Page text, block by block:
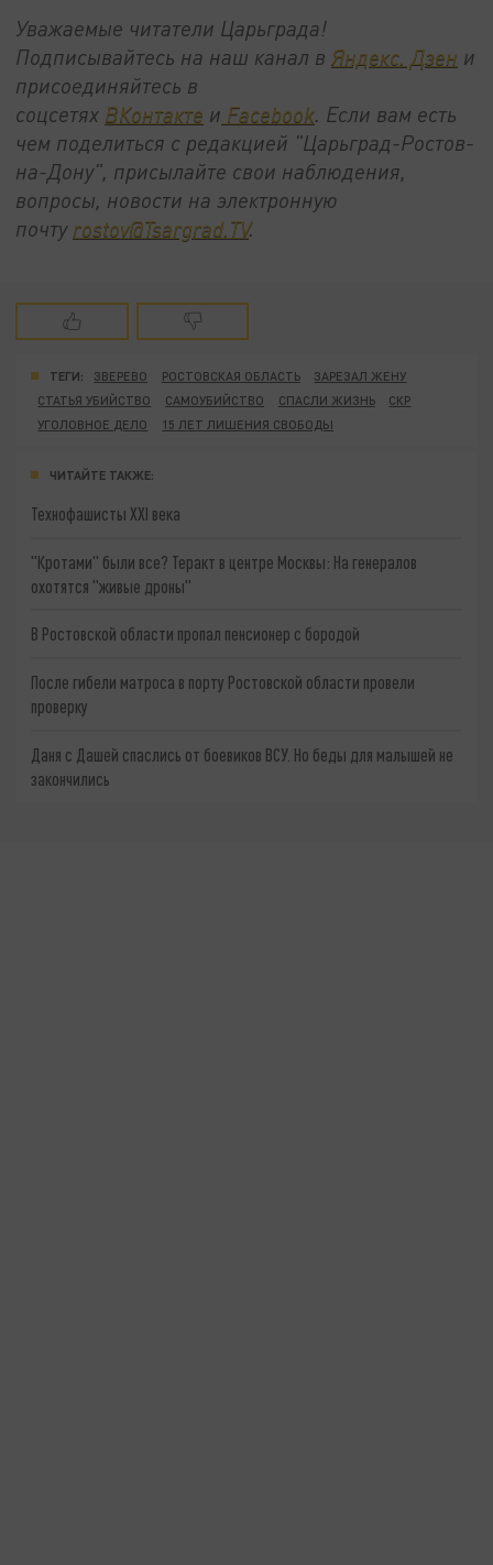
Уважаемые читатели Царьграда!
Подписывайтесь на наш канал в Яндекс. Дзен и
присоединяйтесь в
соцсетях ВКонтакте и Facebook . Если вам есть
чем поделиться с редакцией "Царьград-Ростов-
на-Дону", присылайте свои наблюдения,
вопросы, новости на электронную
почту rostov@Tsargrad.ТV.
ТЕГИ: ЗВЕРЕВО РОСТОВСКАЯ ОБЛАСТЬ
ЗАРЕЗАЛ ЖЕНУ
СТАТЬЯ УБИЙСТВО
САМОУБИЙСТВО СПАСЛИ ЖИЗНЬ
СКР
УГОЛОВНОЕ ДЕЛО
15 ЛЕТ ЛИШЕНИЯ СВОБОДЫ
ЧИТАЙТЕ ТАКЖЕ:
Технофашисты XXI века
"Кротами" были все? Теракт в центре Москвы: На генералов
охотятся "живые дроны"
В Ростовской области пропал пенсионер с бородой
После гибели матроса в порту Ростовской области провели
проверку
Даня с Дашей спаслись от боевиков ВСУ. Но беды для малышей не
закончились